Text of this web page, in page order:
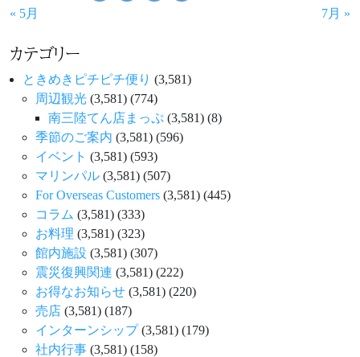
« 5月 7月 »
カテゴリー
ときめきピチピチ便り (3,581)
周辺観光 (3,581) (774)
南三陸てん店まっぷ (3,581) (8)
季節のご案内 (3,581) (596)
イベント (3,581) (593)
マリンパル (3,581) (507)
For Overseas Customers (3,581) (445)
コラム (3,581) (333)
お料理 (3,581) (323)
館内施設 (3,581) (307)
震災復興関連 (3,581) (222)
お得なお知らせ (3,581) (220)
売店 (3,581) (187)
インターンシップ(3,581) (179)
社内行事 (3,581) (158)